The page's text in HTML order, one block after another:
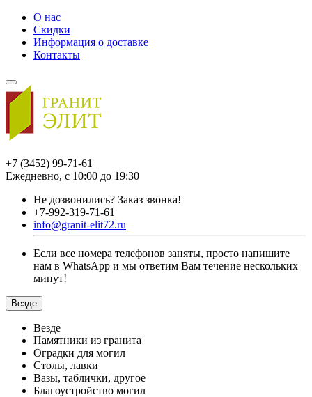
О нас
Скидки
Информация о доставке
Контакты
+7 (3452) 99-71-61
Ежедневно, с 10:00 до 19:30
Не дозвонились? Заказ звонка!
+7-992-319-71-61
info@granit-elit72.ru
Если все номера телефонов заняты, просто напишите
нам в WhatsApp и мы ответим Вам течение нескольких
минут!
Везде
Везде
Памятники из гранита
Оградки для могил
Столы, лавки
Вазы, таблички, другое
Благоустройство могил